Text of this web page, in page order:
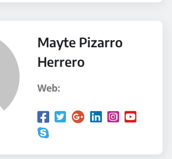
Mayte Pizarro
Herrero
Web: